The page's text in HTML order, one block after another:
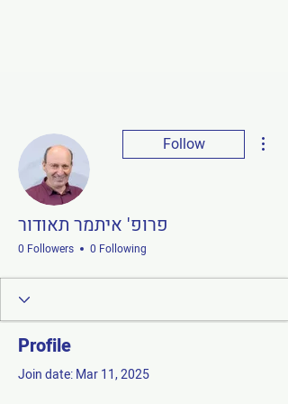
Follow
פרופ' איתמר תאודור
0 Followers 0 Following
Profile
Join date: Mar 11, 2025